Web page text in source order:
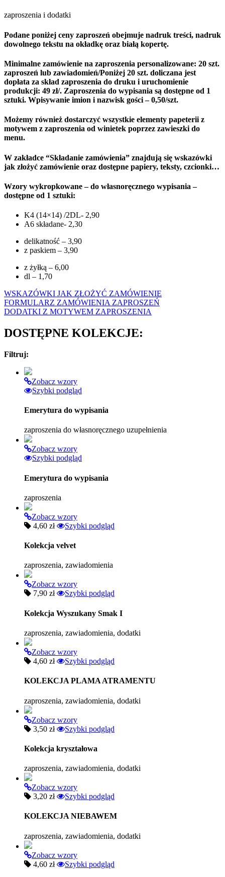
zaproszenia i dodatki
Podane poniżej ceny zaproszeń obejmuje nadruk treści, nadruk
dowolnego tekstu na okładkę oraz białą kopertę.
Minimalne zamówienie na zaproszenia personalizowane: 20 szt.
zaproszeń lub zawiadomień/Poniżej 20 szt. doliczana jest
dopłata za skład zaproszenia do druku i uruchomienie
produkcji: 49 zł/. Zaproszenia do wypisania są dostępne od 1
sztuki. Wpisywanie imion i nazwisk gości – 0,50/szt.
Możemy również dostarczyć wszystkie elementy papeterii z
motywem z zaproszenia od winietek poprzez zawieszki do
menu.
W zakładce “Składanie zamówienia” znajdują się wskazówki
jak złożyć zamówienie oraz dostępne papiery, teksty, czcionki…
Wzory wykropkowane – do własnoręcznego wypisania –
dostępne od 1 sztuki:
K4 (14×14) /2DL- 2,90
A6 składane- 2,30
delikatność – 3,90
z paskiem – 3,90
z żyłką – 6,00
dl – 1,70
WSKAZÓWKI JAK ZŁOŻYĆ ZAMÓWIENIE
FORMULARZ ZAMÓWIENIA ZAPROSZEŃ
DODATKI Z MOTYWEM ZAPROSZENIA
DOSTĘPNE KOLEKCJE:
Filtruj:
Zobacz wzory
Szybki podgląd
Emerytura do wypisania
zaproszenia do własnoręcznego uzupełnienia
Zobacz wzory
Szybki podgląd
Emerytura do wypisania
zaproszenia
Zobacz wzory
4,60 zł
Szybki podgląd
Kolekcja velvet
zaproszenia, zawiadomienia
Zobacz wzory
7,90 zł
Szybki podgląd
Kolekcja Wyszukany Smak I
zaproszenia, zawiadomienia, dodatki
Zobacz wzory
4,60 zł
Szybki podgląd
KOLEKCJA PLAMA ATRAMENTU
zaproszenia, zawiadomienia, dodatki
Zobacz wzory
3,50 zł
Szybki podgląd
Kolekcja kryształowa
zaproszenia, zawiadomienia, dodatki
Zobacz wzory
3,20 zł
Szybki podgląd
KOLEKCJA NIEBAWEM
zaproszenia, zawiadomienia, dodatki
Zobacz wzory
4,60 zł
Szybki podgląd